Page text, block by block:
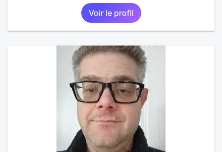
Voir le profil